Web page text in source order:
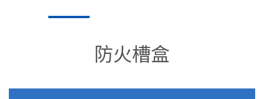
防火槽盒